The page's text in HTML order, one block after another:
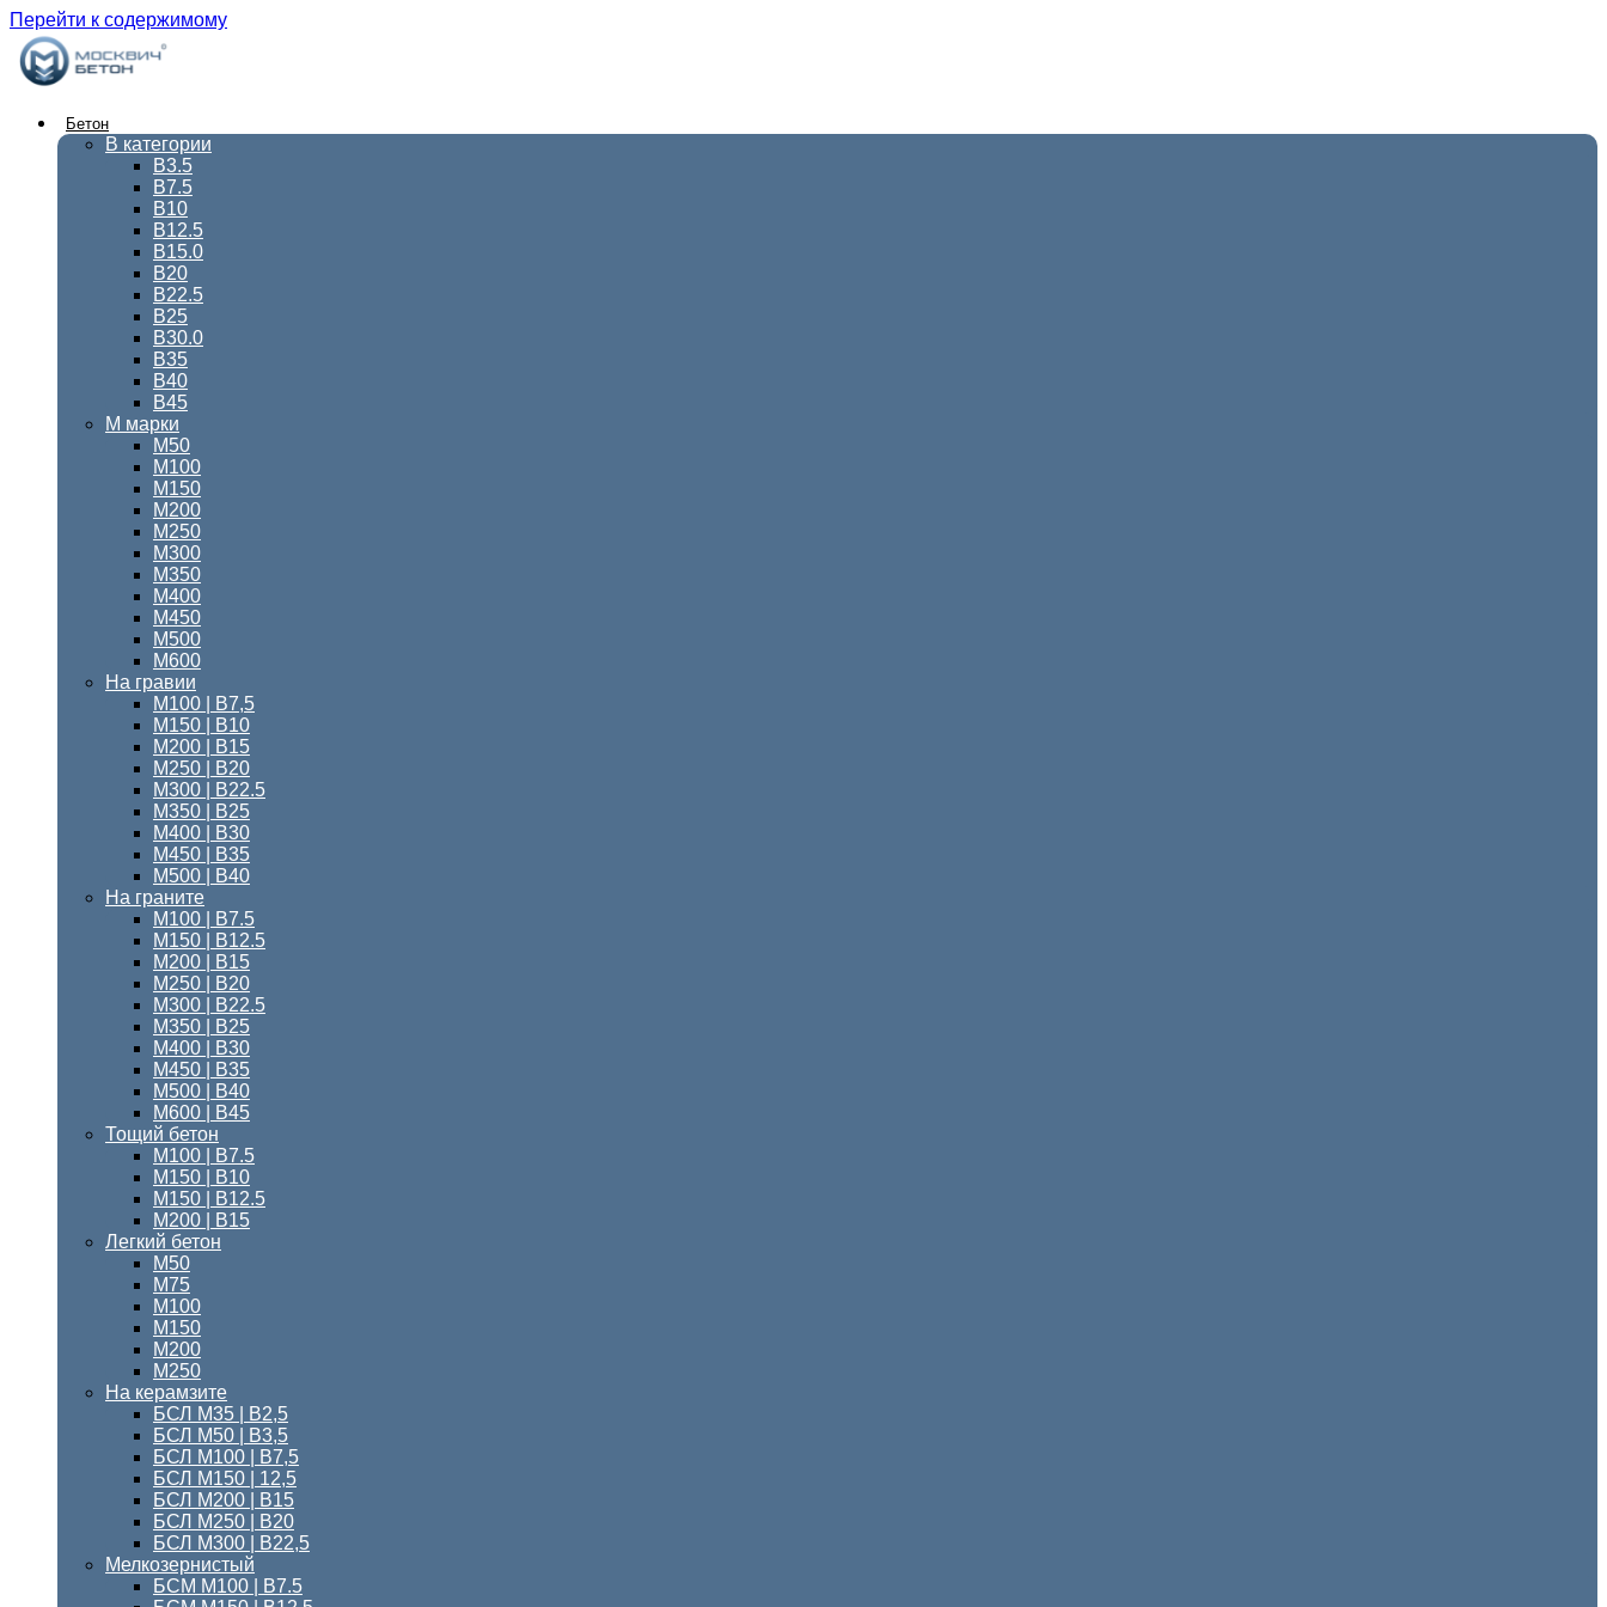
Перейти к содержимому
Бетон
В категории
В3.5
В7.5
В10
В12.5
В15.0
В20
В22.5
В25
В30.0
В35
В40
В45
М марки
М50
М100
М150
М200
М250
М300
М350
М400
М450
М500
М600
На гравии
М100 | B7,5
М150 | В10
М200 | B15
М250 | B20
М300 | B22.5
М350 | B25
М400 | B30
М450 | B35
М500 | B40
На граните
М100 | B7.5
M150 | B12.5
М200 | B15
М250 | B20
М300 | B22.5
М350 | B25
М400 | В30
М450 | В35
М500 | В40
М600 | В45
Тощий бетон
M100 | В7.5
М150 | B10
М150 | B12.5
М200 | В15
Легкий бетон
М50
М75
М100
М150
М200
М250
На керамзите
БСЛ М35 | В2,5
БСЛ М50 | В3,5
БСЛ М100 | В7,5
БСЛ М150 | 12,5
БСЛ М200 | В15
БСЛ M250 | В20
БСЛ М300 | B22,5
Мелкозернистый
БСМ M100 | B7.5